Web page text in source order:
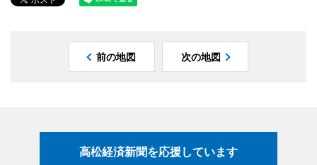
前の地図 次の地図
高松経済新聞を応援しています